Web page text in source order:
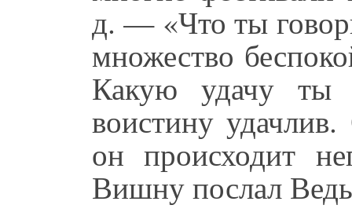
д. — «Что ты
множество
Какую удачу ты
воистину
он происходит
Вишну послал